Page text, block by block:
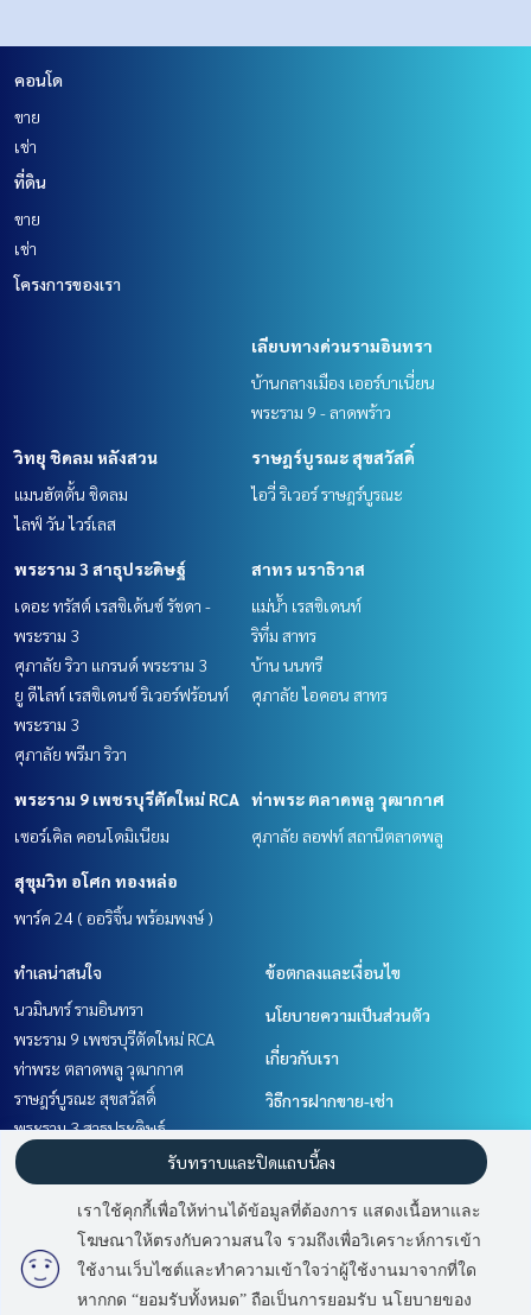
มี2คนกำลังดูประกาศนี้
คอนโด
ขาย
เช่า
ที่ดิน
ขาย
เช่า
โครงการของเรา
เลียบทางด่วนรามอินทรา
บ้านกลางเมือง เออร์บาเนี่ยน
พระราม 9 - ลาดพร้าว
วิทยุ ชิดลม หลังสวน
แมนฮัตตั้น ชิดลม
ไลฟ์ วัน ไวร์เลส
ราษฎร์บูรณะ สุขสวัสดิ์
ไอวี่ ริเวอร์ ราษฎร์บูรณะ
พระราม 3 สาธุประดิษฐ์
เดอะ ทรัสต์ เรสซิเด้นซ์ รัชดา -
พระราม 3
ศุภาลัย ริวา แกรนด์ พระราม 3
ยู ดีไลท์ เรสซิเดนซ์ ริเวอร์ฟร้อนท์
พระราม 3
ศุภาลัย พรีมา ริวา
สาทร นราธิวาส
แม่น้ำ เรสซิเดนท์
ริทึ่ม สาทร
บ้าน นนทรี
ศุภาลัย ไอคอน สาทร
พระราม 9 เพชรบุรีตัดใหม่ RCA
เซอร์เคิล คอนโดมิเนียม
ท่าพระ ตลาดพลู วุฒากาศ
ศุภาลัย ลอฟท์ สถานีตลาดพลู
สุขุมวิท อโศก ทองหล่อ
พาร์ค 24 ( ออริจิ้น พร้อมพงษ์ )
ทำเลน่าสนใจ
นวมินทร์ รามอินทรา
พระราม 9 เพชรบุรีตัดใหม่ RCA
ท่าพระ ตลาดพลู วุฒากาศ
ราษฎร์บูรณะ สุขสวัสดิ์
พระราม 3 สาธุประดิษฐ์
เลียบทางด่วนรามอินทรา
สาทร นราธิวาส
สุขุมวิท อโศก ทองหล่อ
วิทยุ ชิดลม หลังสวน
ข้อตกลงและเงื่อนไข
นโยบายความเป็นส่วนตัว
เกี่ยวกับเรา
วิธีการฝากขาย-เช่า
ติดต่อ
เราใช้คุกกี้เพื่อให้ท่านได้ข้อมูลที่ต้องการ แสดงเนื้อหาและ
โฆษณาให้ตรงกับความสนใจ รวมถึงเพื่อวิเคราะห์การเข้า
ใช้งานเว็บไซต์และทำความเข้าใจว่าผู้ใช้งานมาจากที่ใด
หากกด “ยอมรับทั้งหมด” ถือเป็นการยอมรับ นโยบายของ
รับทราบและปิดแถบนี้ลง